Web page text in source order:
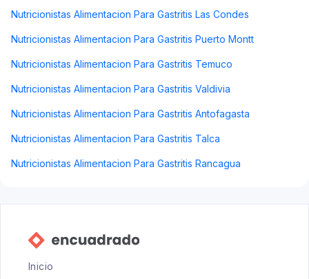
Nutricionistas Alimentacion Para Gastritis Las Condes
Nutricionistas Alimentacion Para Gastritis Puerto Montt
Nutricionistas Alimentacion Para Gastritis Temuco
Nutricionistas Alimentacion Para Gastritis Valdivia
Nutricionistas Alimentacion Para Gastritis Antofagasta
Nutricionistas Alimentacion Para Gastritis Talca
Nutricionistas Alimentacion Para Gastritis Rancagua
Inicio